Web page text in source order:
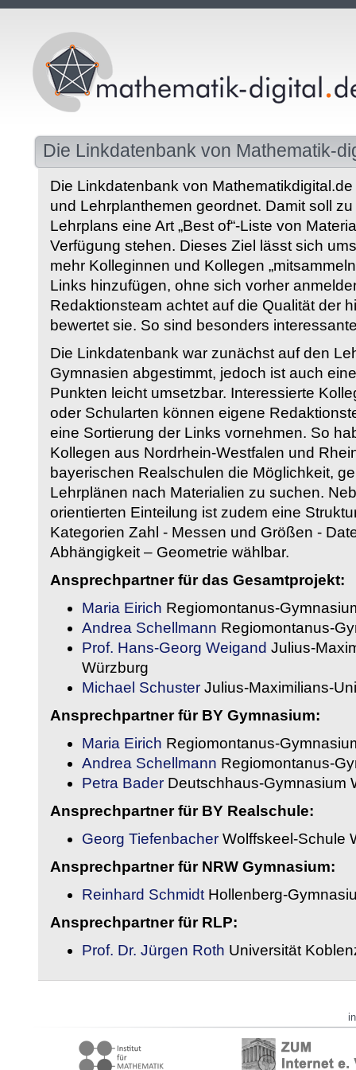
Die Linkdatenbank von Mathematik-
Die Linkdatenbank von
und Lehrplanthemen geordnet. Damit soll
Lehrplans eine Art „Best of“-Liste von
Verfügung stehen. Dieses Ziel lässt sich
mehr Kolleginnen und Kollegen
Links hinzufügen, ohne sich vorher
Redaktionsteam achtet auf die Qualität der
bewertet sie. So sind besonders
Die Linkdatenbank war zunächst auf den
Gymnasien abgestimmt, jedoch ist auch
Punkten leicht umsetzbar. Interessierte
oder Schularten können eigene
eine Sortierung der Links vornehmen. So
Kollegen aus Nordrhein-Westfalen und
bayerischen Realschulen die Möglichkeit,
Lehrplänen nach Materialien zu suchen.
orientierten Einteilung ist zudem eine
Kategorien Zahl - Messen und Größen -
Abhängigkeit – Geometrie wählbar.
Ansprechpartner für das Gesamtprojekt:
Maria Eirich Regiomontanus-
Andrea Schellmann Regiomontanus-
Prof. Hans-Georg Weigand Julius-
Würzburg
Michael Schuster Julius-Maximilians-
Ansprechpartner für BY Gymnasium:
Maria Eirich Regiomontanus-
Andrea Schellmann Regiomontanus-
Petra Bader Deutschhaus-Gymnasium
Ansprechpartner für BY Realschule:
Georg Tiefenbacher Wolffskeel-Schule
Ansprechpartner für NRW Gymnasium:
Reinhard Schmidt Hollenberg-
Ansprechpartner für RLP:
Prof. Dr. Jürgen Roth Universität